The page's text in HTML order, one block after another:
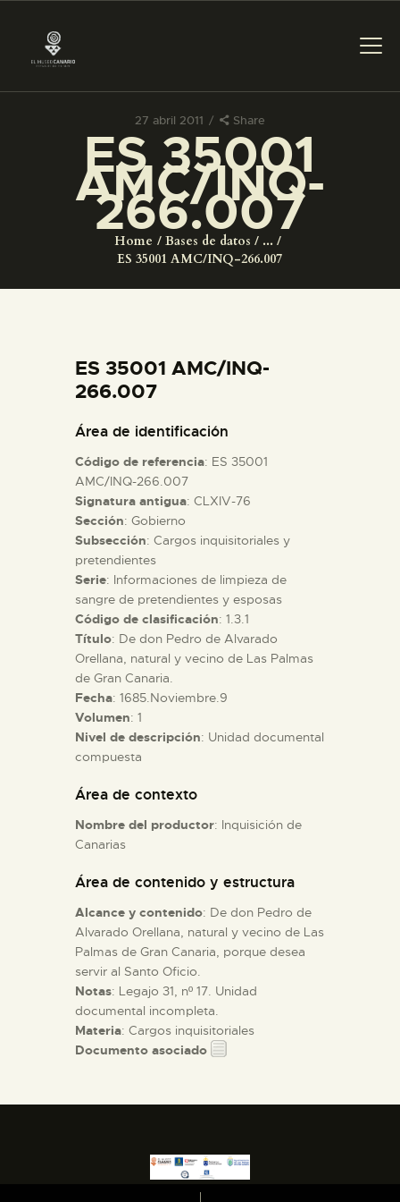
27 abril 2011 Share
ES 35001
AMC/INQ-
266.007
Home Bases de datos
...
ES 35001 AMC/INQ-266.007
PREPARAR LA VISITA
ACTIVIDADES
COLECCIONES
ESPAÑOL
PREPARAR LA VISITA
ACTIVIDADES
█
EL MUSEO
COLECCIONES
DIDÁCTICA
ESPAÑOL
ES 35001 AMC/INQ-
266.007
Área de identificación
Código de referencia: ES 35001
AMC/INQ-266.007
Signatura antigua: CLXIV-76
Sección: Gobierno
Subsección: Cargos inquisitoriales y
pretendientes
Serie: Informaciones de limpieza de
sangre de pretendientes y esposas
Código de clasificación: 1.3.1
Título: De don Pedro de Alvarado
Orellana, natural y vecino de Las Palmas
de Gran Canaria.
Fecha: 1685.Noviembre.9
Volumen: 1
Nivel de descripción: Unidad documental
compuesta
Área de contexto
Nombre del productor: Inquisición de
Canarias
Área de contenido y estructura
Alcance y contenido: De don Pedro de
Alvarado Orellana, natural y vecino de Las
Palmas de Gran Canaria, porque desea
servir al Santo Oficio.
Notas: Legajo 31, nº 17. Unidad
documental incompleta.
Materia: Cargos inquisitoriales
Documento asociado